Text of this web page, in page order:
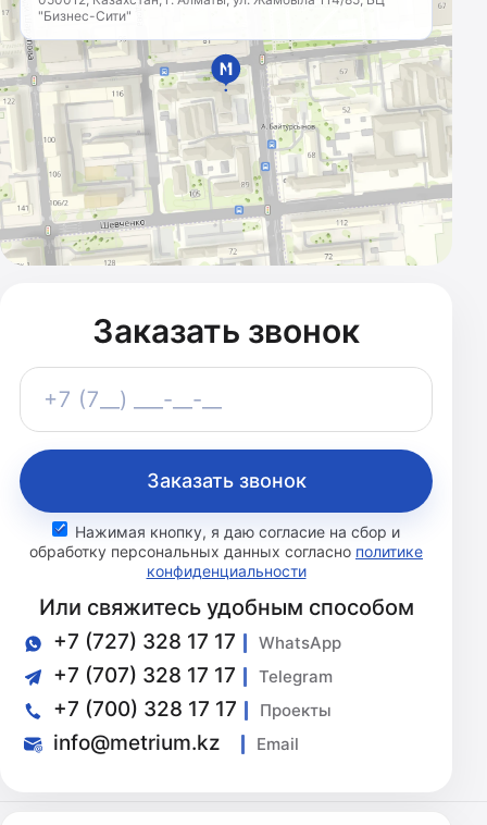
"Бизнес-Сити"МАРКЕТИНГОВОЕ
АГЕНТСТВО
Казахстан · с 2011 года
Заказать звонок
+7 (7__) ___-__-__
Заказать звонок
Нажимая кнопку, я даю согласие на сбор и
обработку персональных данных согласно политике
конфиденциальности
Или свяжитесь удобным способом
+7 (727) 328 17 17 WhatsApp
+7 (707) 328 17 17 Telegram
+7 (700) 328 17 17 Проекты
info@metrium.kz Email